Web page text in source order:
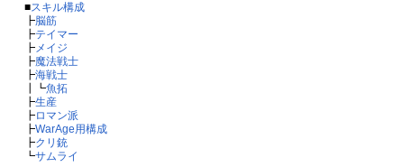
■スキル構成
┣脳筋
┣テイマー
┣メイジ
┣魔法戦士
┣海戦士
┃┗魚拓
┣生産
┣ロマン派
┣WarAge用構成
┣クリ銃
┗サムライ